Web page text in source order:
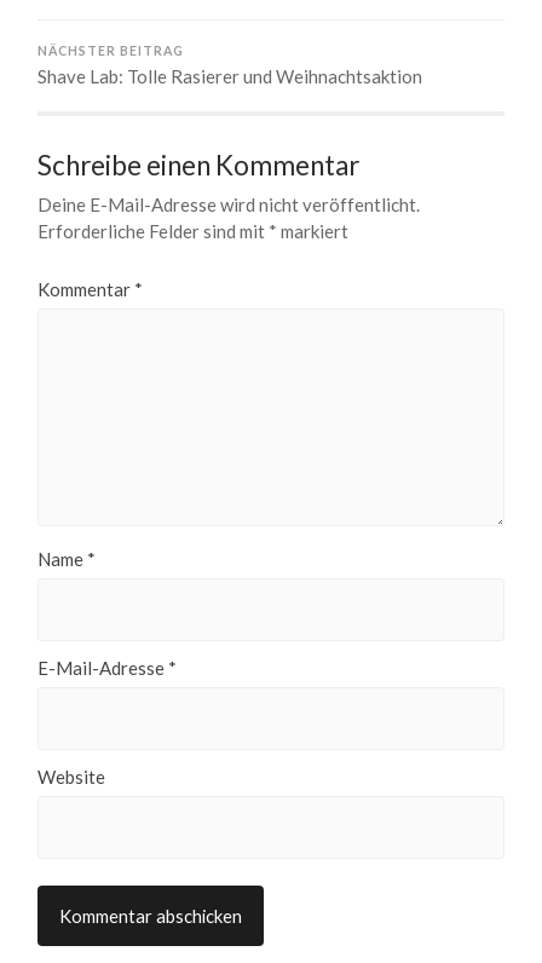
NÄCHSTER BEITRAG
Shave Lab: Tolle Rasierer und Weihnachtsaktion
Schreibe einen Kommentar
Deine E-Mail-Adresse wird nicht veröffentlicht.
Erforderliche Felder sind mit * markiert
Kommentar *
Name *
E-Mail-Adresse *
Website